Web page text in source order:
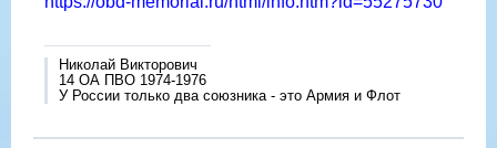
Николай Викторович
14 ОА ПВО 1974-1976
У России только два союзника - это Армия и Флот